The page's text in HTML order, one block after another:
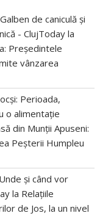
de caniculă și
- ClujToday la
Președintele
vânzarea
Perioada,
o alimentație
din Munții Apuseni:
Peșterii Humpleu
și când vor
la Relațiile
de Jos, la un nivel